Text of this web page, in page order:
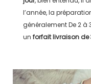
l’année, la
généralementDe 2 à
un forfait livraison de